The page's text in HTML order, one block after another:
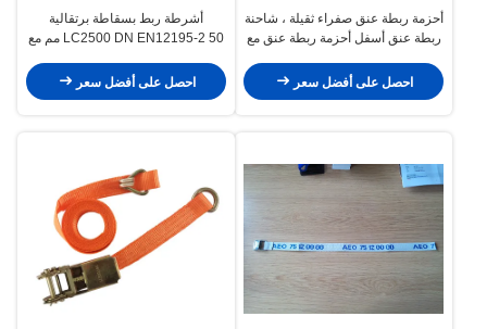
أحزمة ربطة عنق صفراء ثقيلة ، شاحنة
ربطة عنق أسفل أحزمة ربطة عنق مع
احصل على أفضل سعر
أشرطة ربط بسقاطة برتقالية
LC2500 DN EN12195-2 50 مم مع
احصل على أفضل سعر